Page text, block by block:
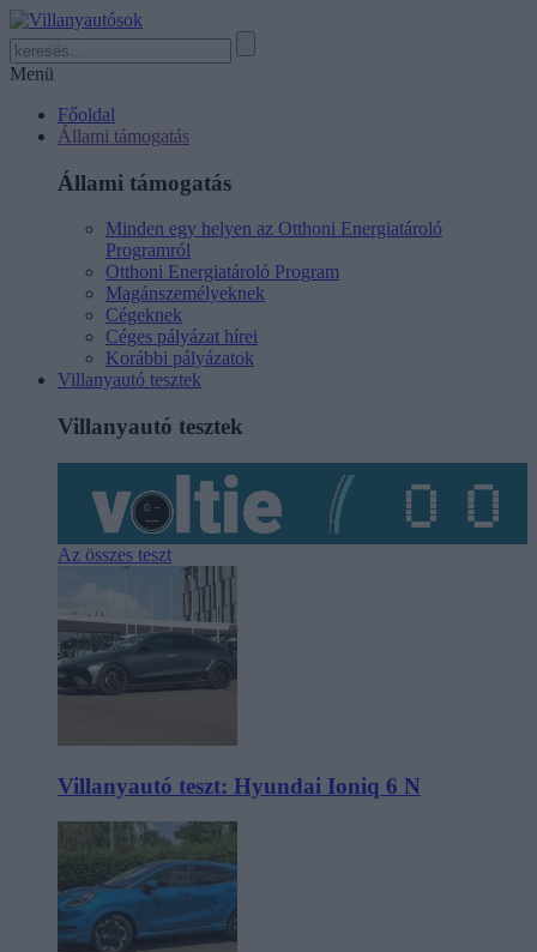
Menü
Főoldal
Állami támogatás
Állami támogatás
Minden egy helyen az Otthoni Energiatároló
Programról
Otthoni Energiatároló Program
Magánszemélyeknek
Cégeknek
Céges pályázat hírei
Korábbi pályázatok
Villanyautó tesztek
Villanyautó tesztek
Az összes teszt
Villanyautó teszt: Hyundai Ioniq 6 N